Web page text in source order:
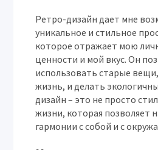
Ретро-дизайн дает мне
уникальное и стильное
которое отражает мою
ценности и мой вкус. Он
использовать старые
жизнь, и делать
дизайн – это не просто
жизни, которая позволяет
гармонии с собой и с